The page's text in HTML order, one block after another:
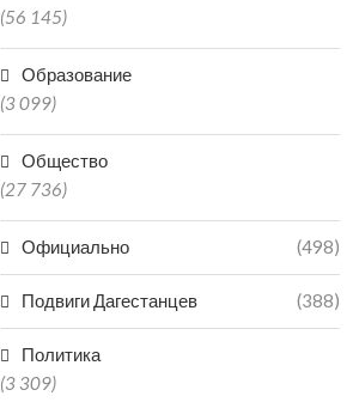
(56 145)
Образование
(3 099)
Общество
(27 736)
Официально (498)
Подвиги Дагестанцев (388)
Политика
(3 309)